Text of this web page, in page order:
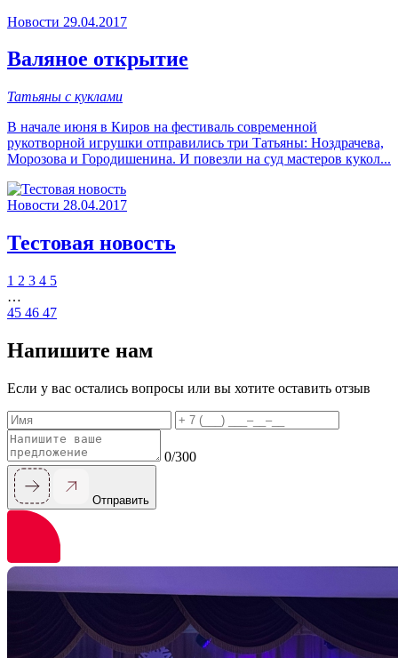
Новости 29.04.2017
Валяное открытие
Татьяны с куклами
В начале июня в Киров на фестиваль современной
рукотворной игрушки отправились три Татьяны: Ноздрачева,
Морозова и Городишенина. И повезли на суд мастеров кукол...
Новости 28.04.2017
Тестовая новость
1 2 3 4 5
…
45 46 47
Напишите нам
Если у вас остались вопросы или вы хотите оставить отзыв
Имя
Телефон
0/300
Отправить